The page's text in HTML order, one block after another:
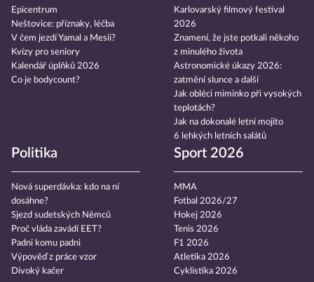
Epicentrum
Neštovice: příznaky, léčba
V čem jezdí Yamal a Mesii?
Kvízy pro seniory
Kalendář úplňků 2026
Co je bodycount?
Karlovarský filmový festival
2026
Znamení, že jste potkali někoho
z minulého života
Astronomické úkazy 2026:
zatmění slunce a další
Jak obléci miminko při vysokých
teplotách?
Jak na dokonalé letní mojito
6 lehkých letních salátů
Politika
Nová superdávka: kdo na ní
dosáhne?
Sjezd sudetských Němců
Proč vláda zavádí EET?
Padni komu padni
Výpověď z práce vzor
Divoký kačer
Sport 2026
MMA
Fotbal 2026/27
Hokej 2026
Tenis 2026
F1 2026
Atletika 2026
Cyklistika 2026